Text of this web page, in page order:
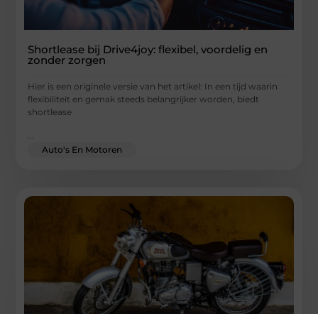
Shortlease bij Drive4joy: flexibel, voordelig en
zonder zorgen
Hier is een originele versie van het artikel: In een tijd waarin
flexibiliteit en gemak steeds belangrijker worden, biedt
shortlease
Auto's En Motoren